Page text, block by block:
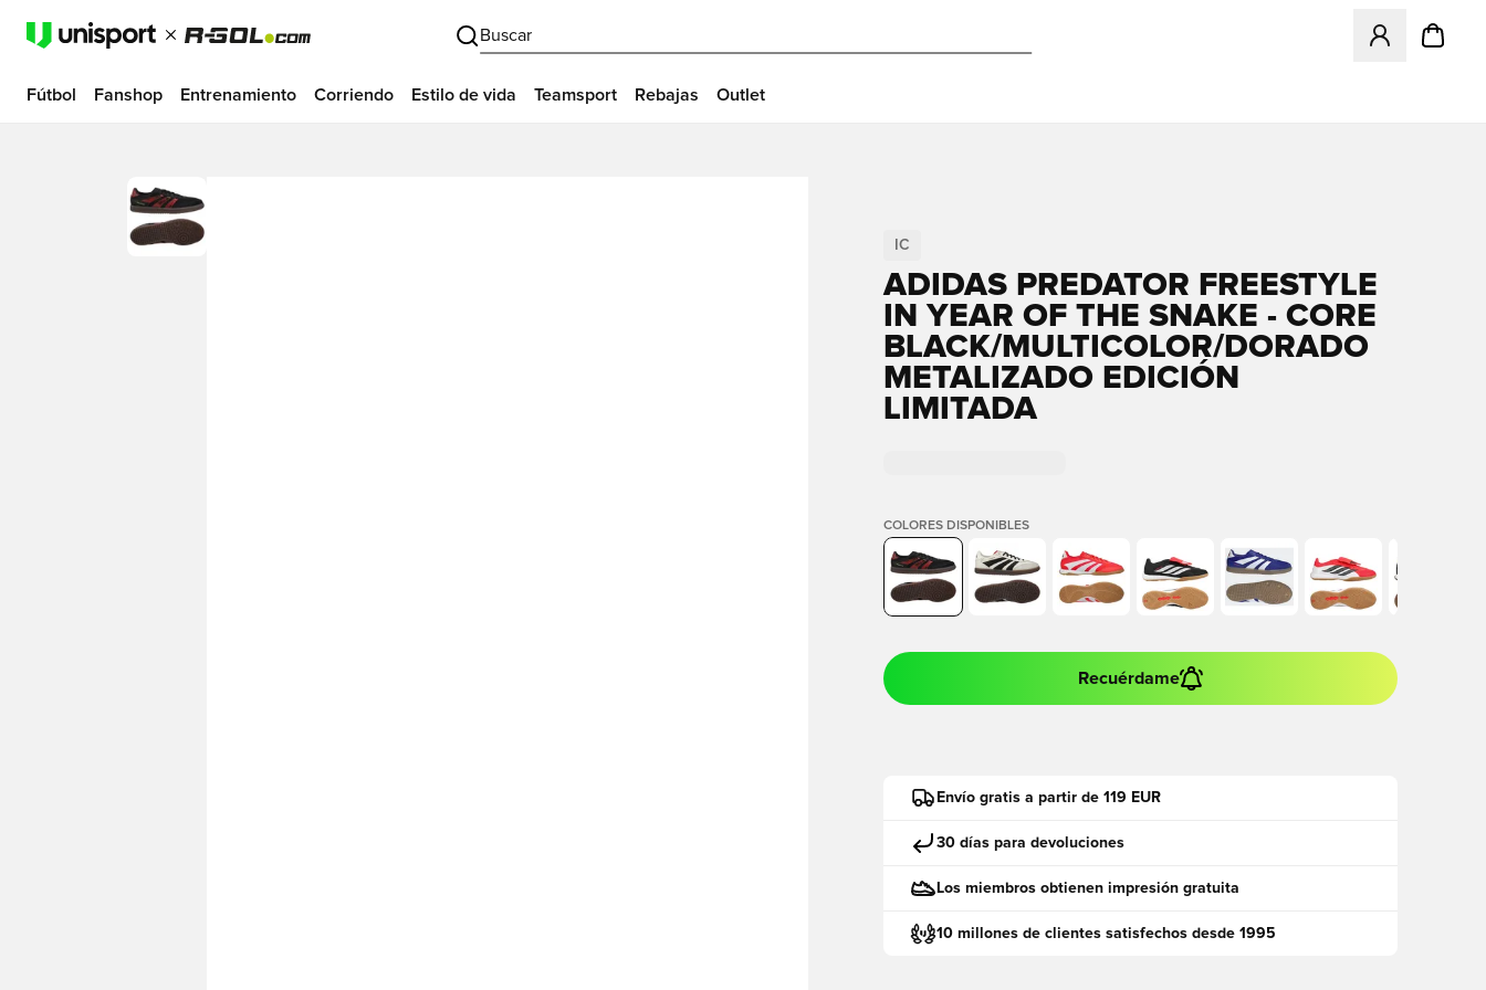
Buscar
Abre un modal
Fútbol Fanshop Entrenamiento Corriendo Estilo de vida Teamsport Rebajas Outlet
IC
ADIDAS PREDATOR FREESTYLE
IN YEAR OF THE SNAKE - CORE
BLACK/MULTICOLOR/DORADO
METALIZADO EDICIÓN
LIMITADA
COLORES DISPONIBLES
Recuérdame
Envío gratis a partir de 119 EUR
30 días para devoluciones
Los miembros obtienen impresión gratuita
10 millones de clientes satisfechos desde 1995